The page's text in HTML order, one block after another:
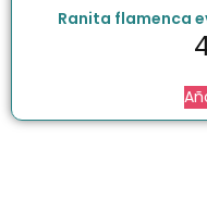
Ranita flamenca